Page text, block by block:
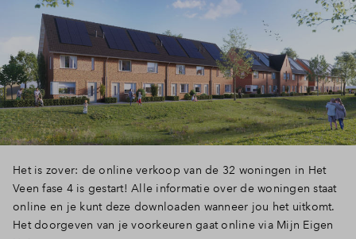
Het is zover: de online verkoop van de 32 woningen in Het
Veen fase 4 is gestart! Alle informatie over de woningen staat
online en je kunt deze downloaden wanneer jou het uitkomt.
Het doorgeven van je voorkeuren gaat online via Mijn Eigen